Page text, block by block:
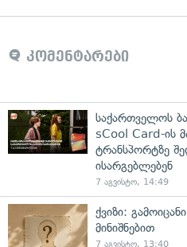
კომენტარები
საქართველოს
sCool Card-ის
ტრანსპორტზე
ისარგებლებენ
7 აგვისტო, 14:49
ქვიზი:
მინიშნებით
7 აგვისტო, 13:40